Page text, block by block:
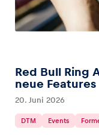
Red Bull Ring
neue Features
20. Juni 2026
DTM Events